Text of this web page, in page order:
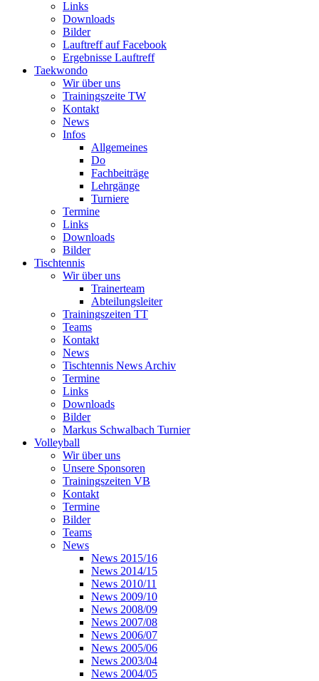
Links
Downloads
Bilder
Lauftreff auf Facebook
Ergebnisse Lauftreff
Taekwondo
Wir über uns
Trainingszeite TW
Kontakt
News
Infos
Allgemeines
Do
Fachbeiträge
Lehrgänge
Turniere
Termine
Links
Downloads
Bilder
Tischtennis
Wir über uns
Trainerteam
Abteilungsleiter
Trainingszeiten TT
Teams
Kontakt
News
Tischtennis News Archiv
Termine
Links
Downloads
Bilder
Markus Schwalbach Turnier
Volleyball
Wir über uns
Unsere Sponsoren
Trainingszeiten VB
Kontakt
Termine
Bilder
Teams
News
News 2015/16
News 2014/15
News 2010/11
News 2009/10
News 2008/09
News 2007/08
News 2006/07
News 2005/06
News 2003/04
News 2004/05